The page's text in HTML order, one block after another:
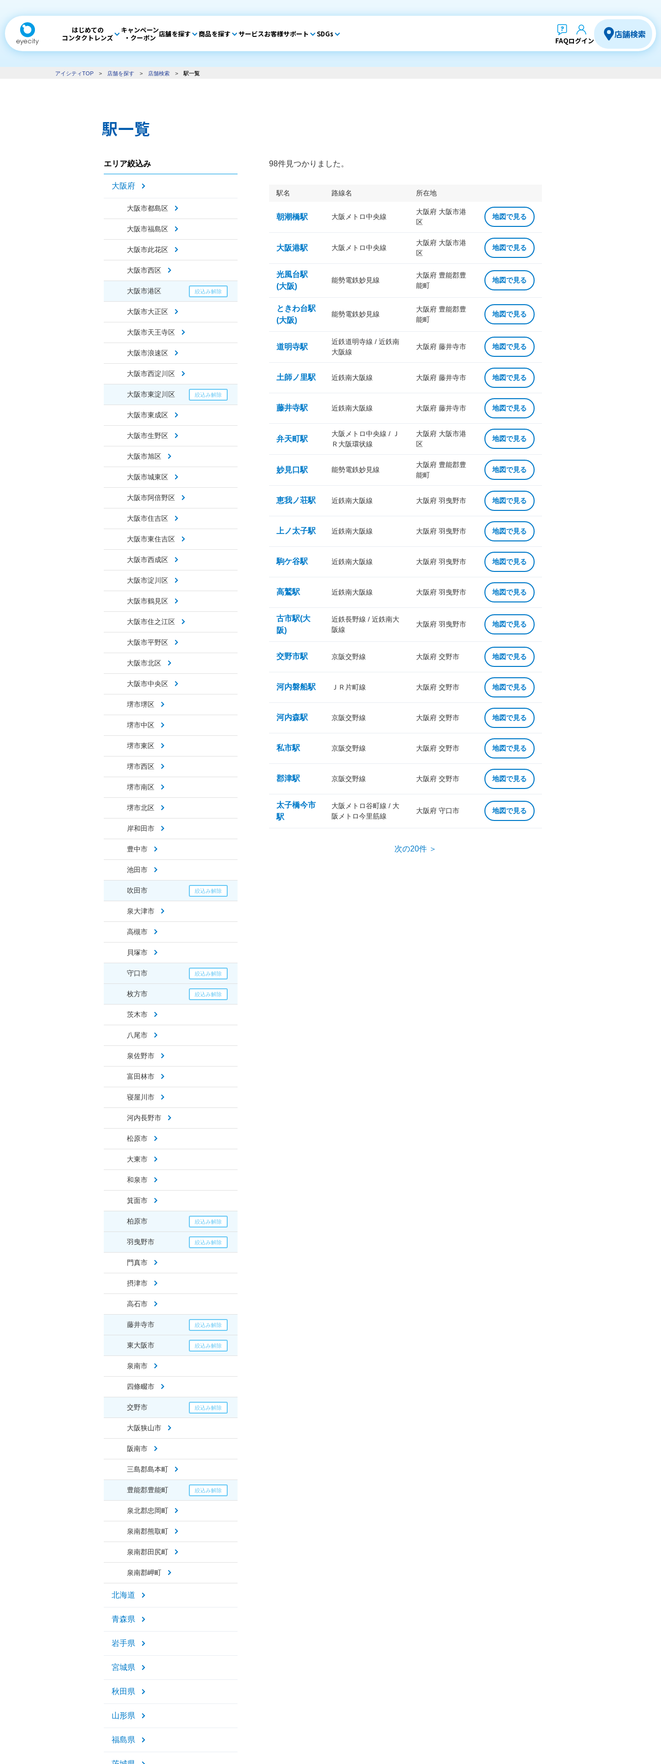
はじめての
コンタクトレンズ
キャンペーン
・クーポン 店舗を探す 商品を探す サービスお客様サポート SDGs
FAQログイン
店舗検索
アイシティTOP > 店舗を探す > 店舗検索 > 駅一覧
駅一覧
エリア絞込み
大阪府
大阪市都島区
大阪市福島区
大阪市此花区
大阪市西区
大阪市港区
大阪市大正区
大阪市天王寺区
大阪市浪速区
大阪市西淀川区
大阪市東淀川区
大阪市東成区
大阪市生野区
大阪市旭区
大阪市城東区
大阪市阿倍野区
大阪市住吉区
大阪市東住吉区
大阪市西成区
大阪市淀川区
大阪市鶴見区
大阪市住之江区
大阪市平野区
大阪市北区
大阪市中央区
堺市堺区
堺市中区
堺市東区
堺市西区
堺市南区
堺市北区
岸和田市
豊中市
池田市
吹田市
泉大津市
高槻市
貝塚市
守口市
枚方市
茨木市
八尾市
泉佐野市
富田林市
寝屋川市
河内長野市
松原市
大東市
和泉市
箕面市
柏原市
羽曳野市
門真市
摂津市
高石市
藤井寺市
東大阪市
泉南市
四條畷市
交野市
大阪狭山市
阪南市
三島郡島本町
豊能郡豊能町
泉北郡忠岡町
泉南郡熊取町
泉南郡田尻町
泉南郡岬町
北海道
青森県
岩手県
宮城県
秋田県
山形県
福島県
98件見つかりました。
駅名 路線名 所在地
朝潮橋駅 大阪メトロ中央線
大阪府 大阪市港
区
地図で見る
大阪港駅 大阪メトロ中央線
大阪府 大阪市港
区
地図で見る
光風台駅
(大阪)
能勢電鉄妙見線
大阪府 豊能郡豊
能町
地図で見る
ときわ台駅
(大阪)
能勢電鉄妙見線
大阪府 豊能郡豊
能町
地図で見る
道明寺駅
近鉄道明寺線 / 近鉄南
大阪線
大阪府 藤井寺市 地図で見る
土師ノ里駅 近鉄南大阪線 大阪府 藤井寺市 地図で見る
藤井寺駅 近鉄南大阪線 大阪府 藤井寺市 地図で見る
弁天町駅
大阪メトロ中央線 / Ｊ
Ｒ大阪環状線
大阪府 大阪市港
区
地図で見る
妙見口駅 能勢電鉄妙見線
大阪府 豊能郡豊
能町
地図で見る
恵我ノ荘駅 近鉄南大阪線 大阪府 羽曳野市 地図で見る
上ノ太子駅 近鉄南大阪線 大阪府 羽曳野市 地図で見る
駒ケ谷駅 近鉄南大阪線 大阪府 羽曳野市 地図で見る
高鷲駅 近鉄南大阪線 大阪府 羽曳野市 地図で見る
古市駅(大
阪)
近鉄長野線 / 近鉄南大
阪線
大阪府 羽曳野市 地図で見る
交野市駅 京阪交野線 大阪府 交野市 地図で見る
河内磐船駅 ＪＲ片町線 大阪府 交野市 地図で見る
河内森駅 京阪交野線 大阪府 交野市 地図で見る
私市駅 京阪交野線 大阪府 交野市 地図で見る
郡津駅 京阪交野線 大阪府 交野市 地図で見る
太子橋今市
駅
大阪メトロ谷町線 / 大
阪メトロ今里筋線
大阪府 守口市 地図で見る
次の20件 ＞